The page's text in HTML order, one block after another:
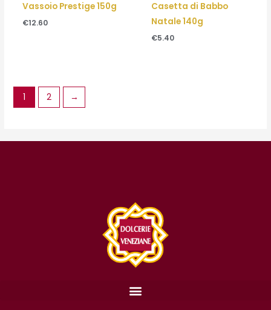
Vassoio Prestige 150g
€12.60
Casetta di Babbo
Natale 140g
€5.40
1 2 →